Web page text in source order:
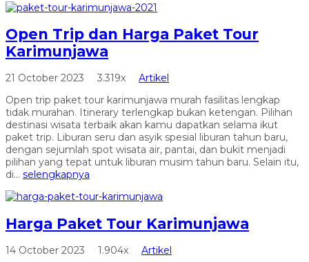
Open Trip dan Harga Paket Tour
Karimunjawa
21 October 2023 3.319x
Artikel
Open trip paket tour karimunjawa murah fasilitas lengkap
tidak murahan. Itinerary terlengkap bukan ketengan. Pilihan
destinasi wisata terbaik akan kamu dapatkan selama ikut
paket trip. Liburan seru dan asyik spesial liburan tahun baru,
dengan sejumlah spot wisata air, pantai, dan bukit menjadi
pilihan yang tepat untuk liburan musim tahun baru. Selain itu,
di... selengkapnya
Harga Paket Tour Karimunjawa
14 October 2023 1.904x
Artikel